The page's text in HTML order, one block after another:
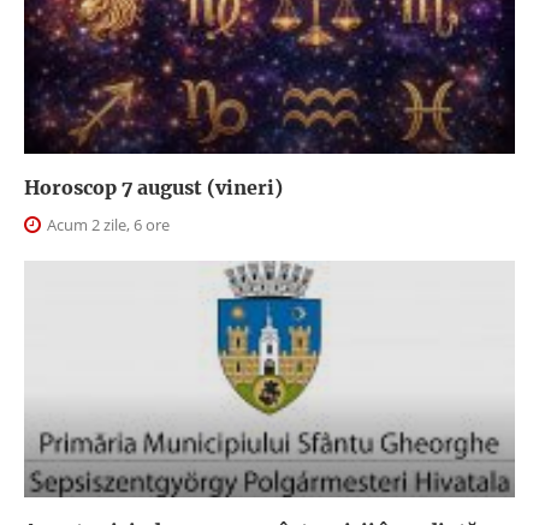
Horoscop 7 august (vineri)
Acum 2 zile, 6 ore